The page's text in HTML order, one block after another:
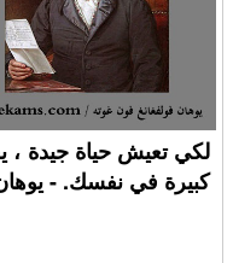
لكي تعيش حياة جيدة ،
كبيرة في نفسك. -